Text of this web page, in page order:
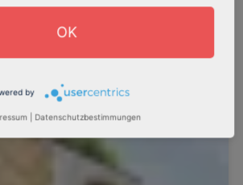
OK
by
Datenschutzbestimmungen